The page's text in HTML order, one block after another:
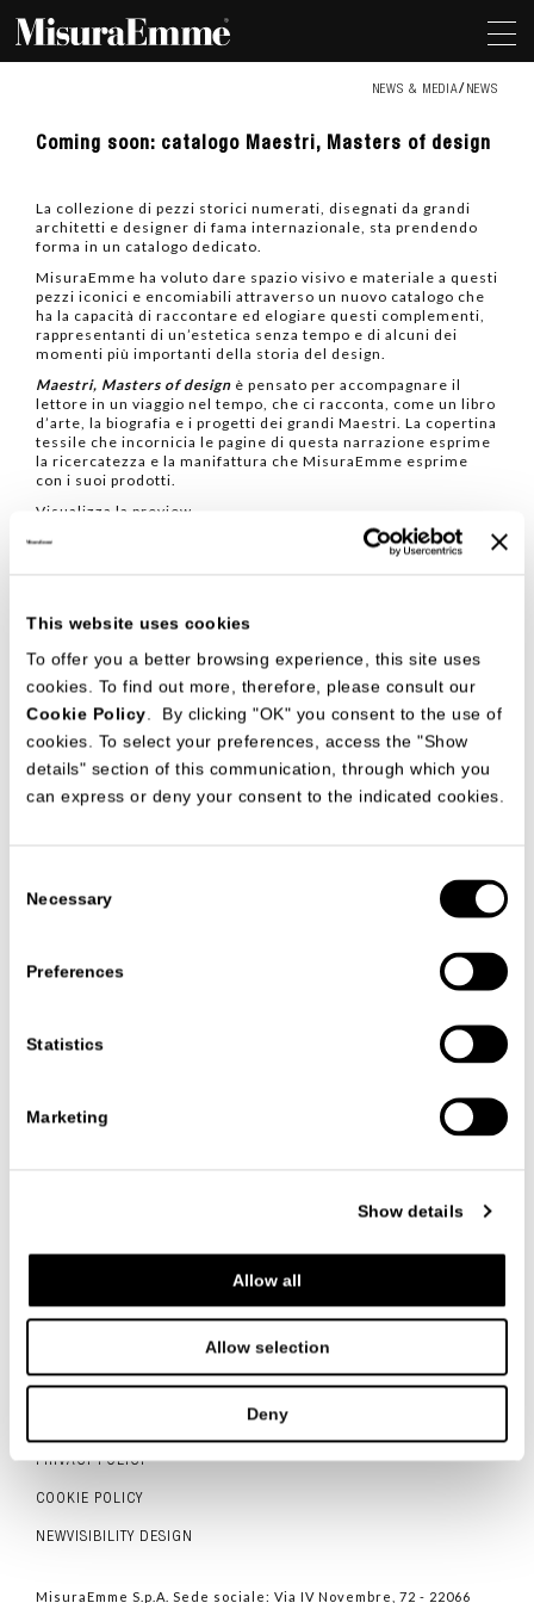
This website uses cookies
To offer you a better browsing experience, this site uses
cookies. To find out more, therefore, please consult our
Cookie Policy . By clicking "OK" you consent to the use of
cookies. To select your preferences, access the "Show
details" section of this communication, through which you
can express or deny your consent to the indicated cookies.
Selection
Necessary
Preferences
Statistics
Marketing
Show details
Allow all
Allow selection
Deny
NEWS & MEDIA NEWS
Coming
soon:
Maestri,
Masters
of
design
Coming soon: catalogo Maestri, Masters of design
La collezione di pezzi storici numerati, disegnati da grandi
architetti e designer di fama internazionale, sta prendendo
forma in un catalogo dedicato.
MisuraEmme ha voluto dare spazio visivo e materiale a questi
pezzi iconici e encomiabili attraverso un nuovo catalogo che
ha la capacità di raccontare ed elogiare questi complementi,
rappresentanti di un’estetica senza tempo e di alcuni dei
momenti più importanti della storia del design.
Maestri, Masters of design è pensato per accompagnare il
lettore in un viaggio nel tempo, che ci racconta, come un libro
d’arte, la biografia e i progetti dei grandi Maestri. La copertina
tessile che incornicia le pagine di questa narrazione esprime
la ricercatezza e la manifattura che MisuraEmme esprime
con i suoi prodotti.
Visualizza la preview
VISUALIZZA TUTTE LE NEWS
中文
PRIVACY POLICY
COOKIE POLICY
NEWVISIBILITY DESIGN
MisuraEmme S.p.A. Sede sociale: Via IV Novembre, 72 - 22066